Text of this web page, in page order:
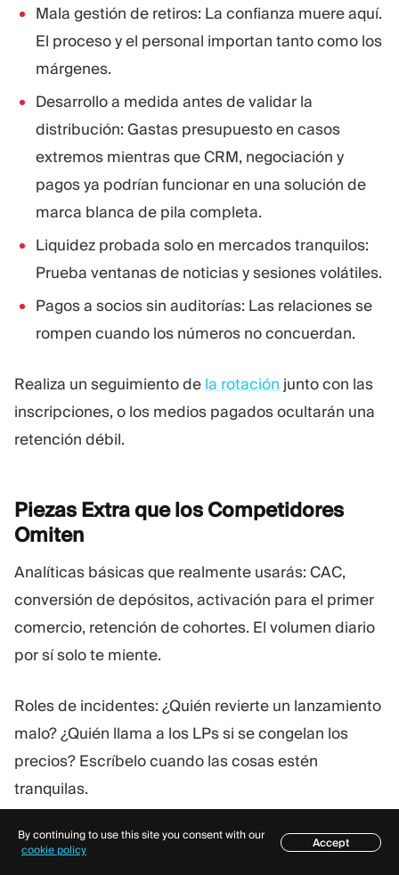
Mala gestión de retiros: La confianza muere aquí.
El proceso y el personal importan tanto como los
márgenes.
Desarrollo a medida antes de validar la
distribución: Gastas presupuesto en casos
extremos mientras que CRM, negociación y
pagos ya podrían funcionar en una solución de
marca blanca de pila completa.
Liquidez probada solo en mercados tranquilos:
Prueba ventanas de noticias y sesiones volátiles.
Pagos a socios sin auditorías: Las relaciones se
rompen cuando los números no concuerdan.
Realiza un seguimiento de la rotación junto con las
inscripciones, o los medios pagados ocultarán una
retención débil.
Piezas Extra que los Competidores
Omiten
Analíticas básicas que realmente usarás: CAC,
conversión de depósitos, activación para el primer
comercio, retención de cohortes. El volumen diario
por sí solo te miente.
Roles de incidentes: ¿Quién revierte un lanzamiento
malo? ¿Quién llama a los LPs si se congelan los
precios? Escríbelo cuando las cosas estén
tranquilas.
Saliendo del bloqueo del proveedor: ¿Puedes
Índice
By continuing to use this site you consent with our
cookie policy
Accept